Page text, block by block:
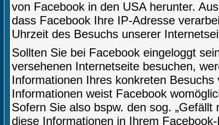
von Facebook in den USA herunter.
dass Facebook Ihre IP-Adresse
Uhrzeit des Besuchs unserer
Sollten Sie bei Facebook eingeloggt
versehenen Internetseite besuchen,
Informationen Ihres konkreten
Informationen weist Facebook
Sofern Sie also bspw. den sog.
diese Informationen in Ihrem